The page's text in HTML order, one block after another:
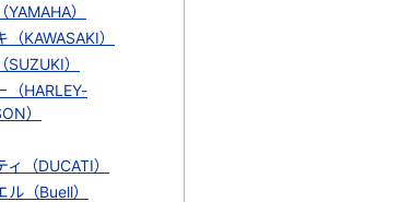
YAMAHA）
（KAWASAKI）
SUZUKI）
（HARLEY-
）
ィ（DUCATI）
ル（Buell）